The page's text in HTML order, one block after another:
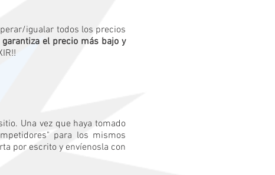
igualar todos los precios
garantiza el precio más bajo y
Una vez que haya tomado
para los mismos
por escrito y envíenosla con